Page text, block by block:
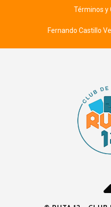
Términos y
Fernando Castillo